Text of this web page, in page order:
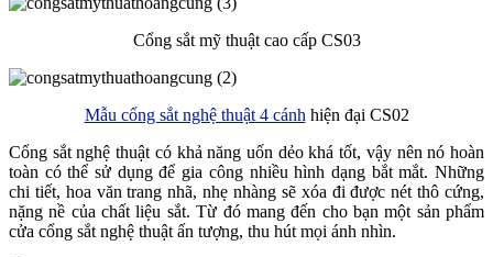
Cổng sắt mỹ thuật cao cấp CS03
Mẫu cổng sắt nghệ thuật 4 cánh hiện đại CS02
Cổng sắt nghệ thuật có khả năng uốn dẻo khá tốt, vậy nên nó hoàn
toàn có thể sử dụng để gia công nhiều hình dạng bắt mắt. Những
chi tiết, hoa văn trang nhã, nhẹ nhàng sẽ xóa đi được nét thô cứng,
nặng nề của chất liệu sắt. Từ đó mang đến cho bạn một sản phẩm
cửa cổng sắt nghệ thuật ấn tượng, thu hút mọi ánh nhìn.